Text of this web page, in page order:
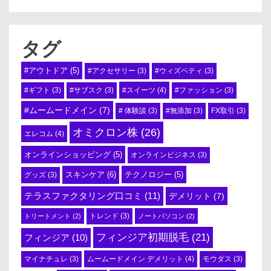
タグ
#アウトドア (5) #アクセサリー (3) #ウィズペティ (3)
#ギフト (3) #サブスク (3) #スイーツ (4) #ファッション (3)
#ムームードメイン (7) # 体験談 (3) #無添加 (3) FX取引 (3)
エレコム (4) オミクロン株 (26)
オンラインショッピング (5) オンラインビジネス (3)
グッズ (3) スキンケア (6) テクノロジー (5)
テラスファクタリング口コミ (11) デメリット (7)
トリートメント (2) トレンド (3) ノートパソコン (2)
フィンジア (10) フィンジア初期脱毛 (21)
マイナチュレ (3) ムームードメイン デメリット (4) モウダス (3)